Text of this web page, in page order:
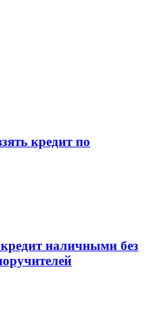
кредит по
наличными без